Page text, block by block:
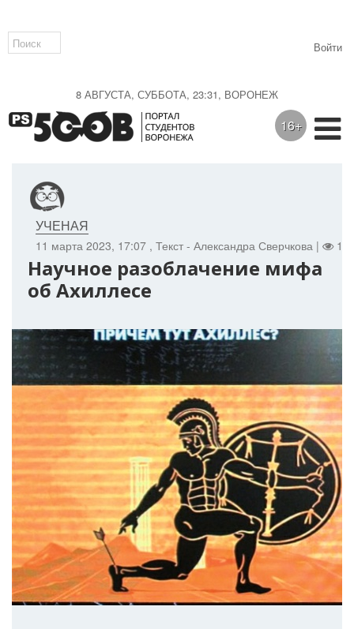
8 АВГУСТА, СУББОТА, 23:31, ВОРОНЕЖ
Войти
16+
11 марта 2023, 17:07 , Текст - Александра Сверчкова |
УЧЕНАЯ
Научное разоблачение мифа
об Ахиллесе